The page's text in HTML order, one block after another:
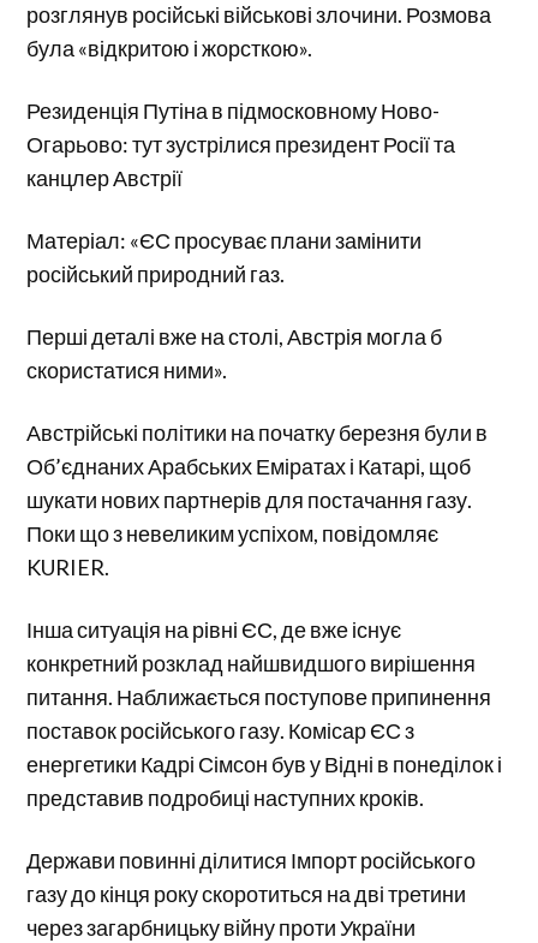
розглянув російські військові злочини. Розмова
була «відкритою і жорсткою».
Резиденція Путіна в підмосковному Ново-
Огарьово: тут зустрілися президент Росії та
канцлер Австрії
Матеріал: «ЄС просуває плани замінити
російський природний газ.
Перші деталі вже на столі, Австрія могла б
скористатися ними».
Австрійські політики на початку березня були в
Об’єднаних Арабських Еміратах і Катарі, щоб
шукати нових партнерів для постачання газу.
Поки що з невеликим успіхом, повідомляє
KURIER.
Інша ситуація на рівні ЄС, де вже існує
конкретний розклад найшвидшого вирішення
питання. Наближається поступове припинення
поставок російського газу. Комісар ЄС з
енергетики Кадрі Сімсон був у Відні в понеділок і
представив подробиці наступних кроків.
Держави повинні ділитися Імпорт російського
газу до кінця року скоротиться на дві третини
через загарбницьку війну проти України